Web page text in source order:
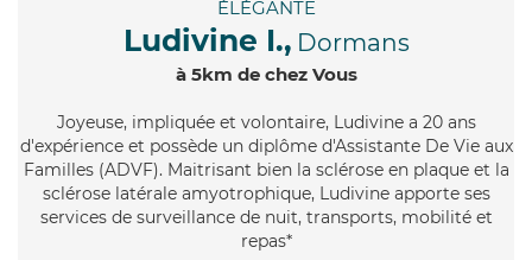
ÉLÉGANTE
Ludivine I., Dormans
à 5km de chez Vous
Joyeuse, impliquée et volontaire, Ludivine a 20 ans
d'expérience et possède un diplôme d'Assistante De Vie aux
Familles (ADVF). Maitrisant bien la sclérose en plaque et la
sclérose latérale amyotrophique, Ludivine apporte ses
services de surveillance de nuit, transports, mobilité et
repas*